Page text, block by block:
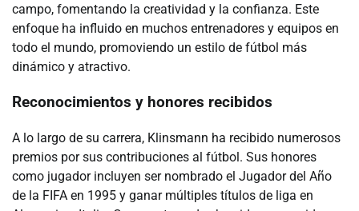
campo, fomentando la creatividad y la confianza. Este
enfoque ha influido en muchos entrenadores y equipos en
todo el mundo, promoviendo un estilo de fútbol más
dinámico y atractivo.
Reconocimientos y honores recibidos
A lo largo de su carrera, Klinsmann ha recibido numerosos
premios por sus contribuciones al fútbol. Sus honores
como jugador incluyen ser nombrado el Jugador del Año
de la FIFA en 1995 y ganar múltiples títulos de liga en